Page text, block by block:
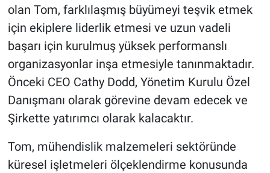
olan Tom, farklılaşmış büyümeyi teşvik etmek
için ekiplere liderlik etmesi ve uzun vadeli
başarı için kurulmuş yüksek performanslı
organizasyonlar inşa etmesiyle tanınmaktadır.
Önceki CEO Cathy Dodd, Yönetim Kurulu Özel
Danışmanı olarak görevine devam edecek ve
Şirkette yatırımcı olarak kalacaktır.
Tom, mühendislik malzemeleri sektöründe
küresel işletmeleri ölçeklendirme konusunda